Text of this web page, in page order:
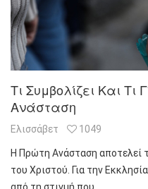
Τι Συμβολίζει Και Τι
Ανάσταση
Ελισσάβετ 1049
Η Πρώτη Ανάσταση αποτελεί
του Χριστού. Για την
από τη στιγμή που…